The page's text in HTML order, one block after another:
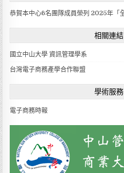
e
a
n
g
a
恭賀本中心6名團隊成員榮列 2025年「
相關連結
國立中山大學 資訊管理學系
台灣電子商務產學合作聯盟
學術服務
電子商務時報